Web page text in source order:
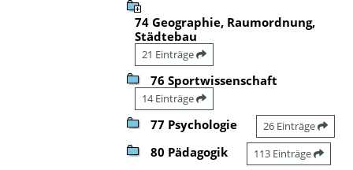
74 Geographie, Raumordnung,
Städtebau
21 Einträge
76 Sportwissenschaft
14 Einträge
77 Psychologie 26 Einträge
80 Pädagogik 113 Einträge